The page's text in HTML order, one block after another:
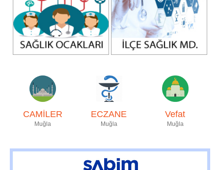
CAMİLER
Muğla
ECZANE
Muğla
Vefat
Muğla